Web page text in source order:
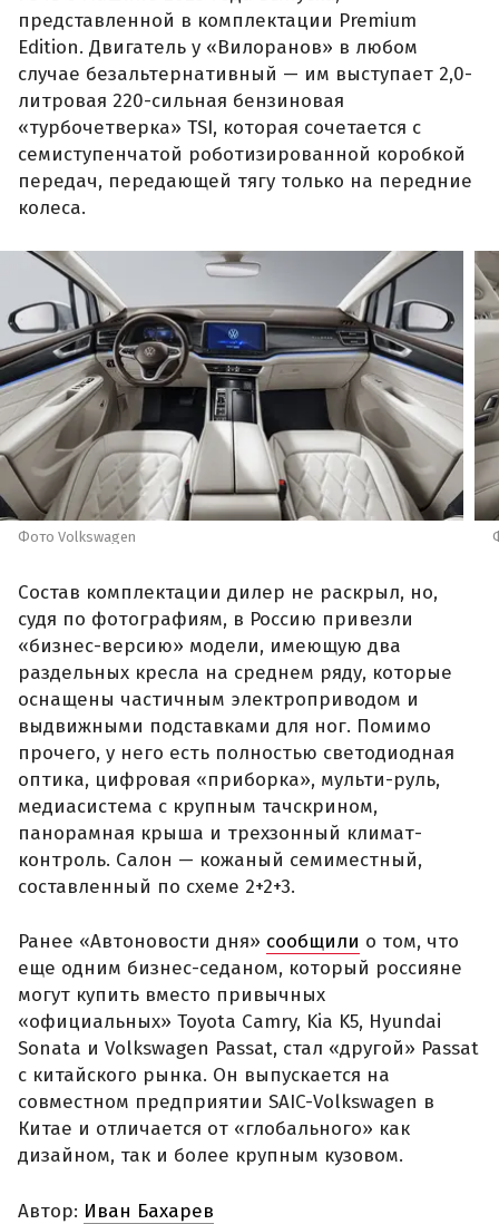
представленной в комплектации Premium
Edition. Двигатель у «Вилоранов» в любом
случае безальтернативный — им выступает 2,0-
литровая 220-сильная бензиновая
«турбочетверка» TSI, которая сочетается с
семиступенчатой роботизированной коробкой
передач, передающей тягу только на передние
колеса.
Фото Volkswagen
Состав комплектации дилер не раскрыл, но,
судя по фотографиям, в Россию привезли
«бизнес-версию» модели, имеющую два
раздельных кресла на среднем ряду, которые
оснащены частичным электроприводом и
выдвижными подставками для ног. Помимо
прочего, у него есть полностью светодиодная
оптика, цифровая «приборка», мульти-руль,
медиасистема с крупным тачскрином,
панорамная крыша и трехзонный климат-
контроль. Салон — кожаный семиместный,
составленный по схеме 2+2+3.
Ранее «Автоновости дня» сообщили о том, что
еще одним бизнес-седаном, который россияне
могут купить вместо привычных
«официальных» Toyota Camry, Kia K5, Hyundai
Sonata и Volkswagen Passat, стал «другой» Passat
с китайского рынка. Он выпускается на
совместном предприятии SAIC-Volkswagen в
Китае и отличается от «глобального» как
дизайном, так и более крупным кузовом.
Автор: Иван Бахарев